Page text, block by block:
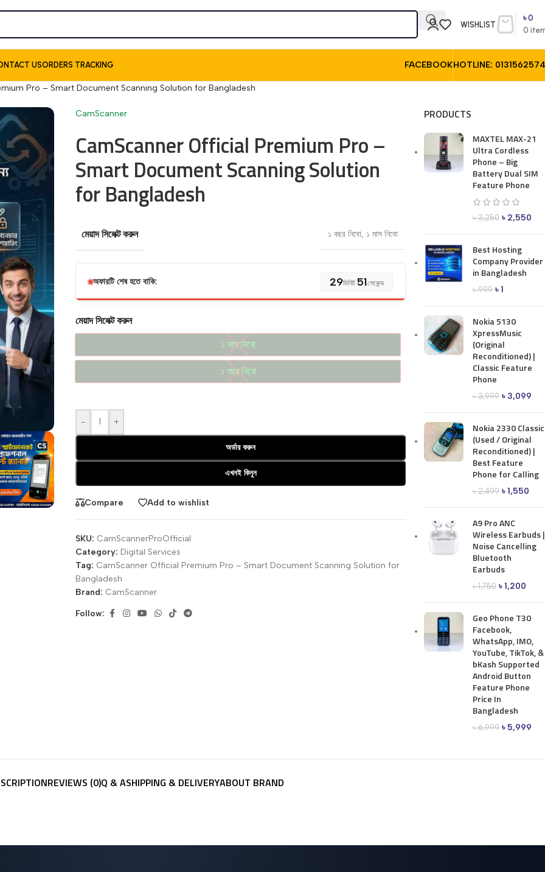
WISHLIST
0
৳0
USORDERS TRACKING FACEBOOKHOTLINE:
Pro – Smart Document Scanning Solution for Bangladesh
CamScanner
CamScanner Official Premium Pro –
Smart Document Scanning Solution
for Bangladesh
মেয়াদ সিলেক্ট করুন ১ বছর নিবো, ১ মাস নিবো
অফারটি শেষ হতে বাকি: 29মিনিট:51সেকেন্ড
মেয়াদ সিলেক্ট করুন
১ মাস নিবো
১ মাস নিবো
১ বছর নিবো
১ বছর নিবো
- +
অর্ডার করুন
এখনই কিনুন
Compare Add to wishlist
SKU: CamScannerProOfficial
Category: Digital Services
Tag: CamScanner Official Premium Pro – Smart Document Scanning Solution for
Bangladesh
Brand: CamScanner
Follow:
PRODUCTS
MAXTEL MAX-21
Ultra Cordless
Phone – Big
Battery Dual SIM
Feature Phone
৳3,250 ৳ 2,550
Best Hosting
Company Provider
in Bangladesh
৳999 ৳1
Nokia 5130
XpressMusic
(Original
Reconditioned) |
Classic Feature
Phone
৳3,999 ৳ 3,099
Nokia 2330 Classic
(Used / Original
Reconditioned) |
Best Feature
Phone for Calling
৳2,499 ৳1,550
A9 Pro ANC
Wireless Earbuds |
Noise Cancelling
Bluetooth
Earbuds
৳1,750 ৳1,200
Geo Phone T30
Facebook,
WhatsApp, IMO,
YouTube, TikTok, &
bKash Supported
Android Button
Feature Phone
Price In
Bangladesh
৳6,999 ৳ 5,999
REVIEWS (0)Q & ASHIPPING & DELIVERYABOUT BRAND